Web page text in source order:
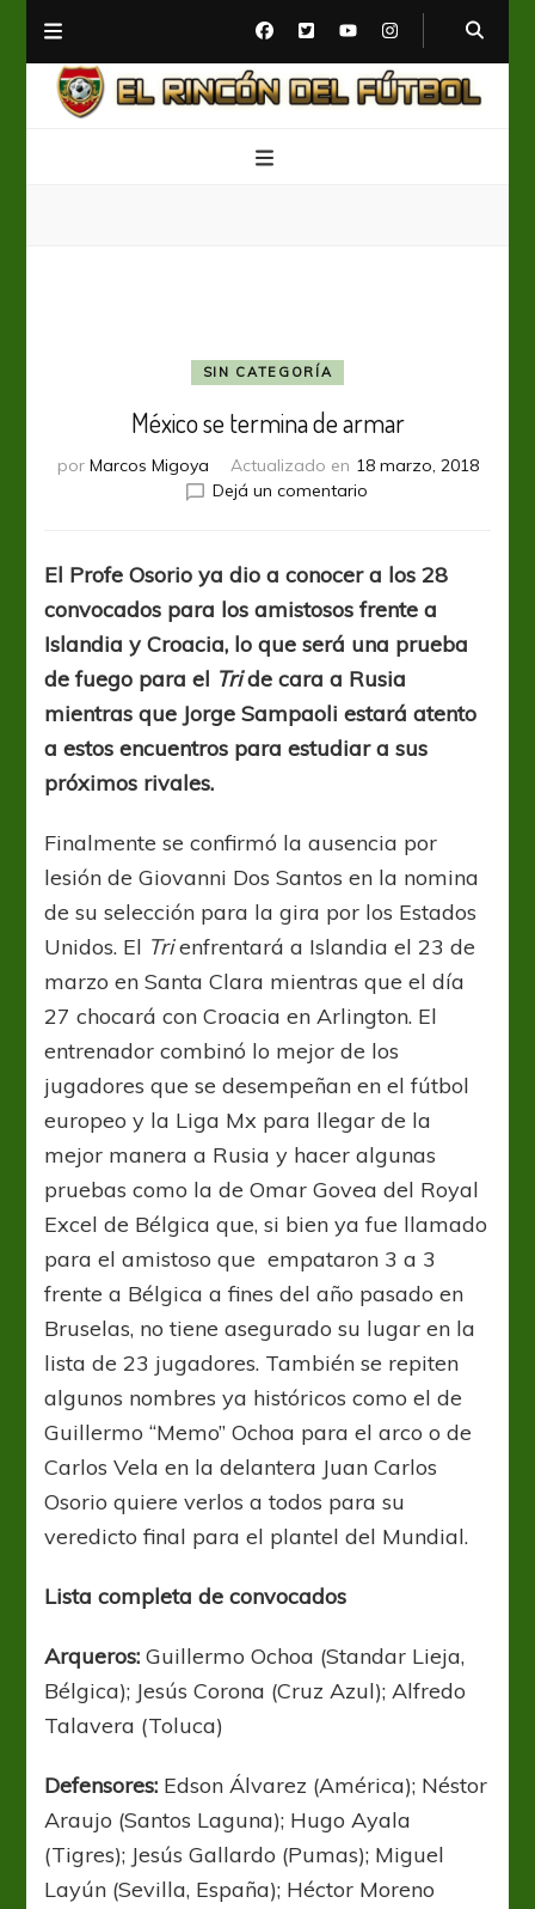
SIN CATEGORÍA
México se termina de armar
por Marcos Migoya Actualizado en 18 marzo, 2018
Dejá un comentarioen
termina
de
armar
El Profe Osorio ya dio a conocer a los 28
convocados para los amistosos frente a
Islandia y Croacia, lo que será una prueba
de fuego para el Tride cara a Rusia
mientras que Jorge Sampaoli estará atento
a estos encuentros para estudiar a sus
próximos rivales.
Finalmente se confirmó la ausencia por
lesión de Giovanni Dos Santos en la nomina
de su selección para la gira por los Estados
Unidos. El Trienfrentará a Islandia el 23 de
marzo en Santa Clara mientras que el día
27 chocará con Croacia en Arlington. El
entrenador combinó lo mejor de los
jugadores que se desempeñan en el fútbol
europeo y la Liga Mx para llegar de la
mejor manera a Rusia y hacer algunas
pruebas como la de Omar Govea del Royal
Excel de Bélgica que, si bien ya fue llamado
para el amistoso que empataron 3 a 3
frente a Bélgica a fines del año pasado en
Bruselas, no tiene asegurado su lugar en la
lista de 23 jugadores. También se repiten
algunos nombres ya históricos como el de
Guillermo “Memo” Ochoa para el arco o de
Carlos Vela en la delantera Juan Carlos
Osorio quiere verlos a todos para su
veredicto final para el plantel del Mundial.
Lista completa de convocados
Arqueros: Guillermo Ochoa (Standar Lieja,
Bélgica); Jesús Corona (Cruz Azul); Alfredo
Talavera (Toluca)
Defensores: Edson Álvarez (América); Néstor
Araujo (Santos Laguna); Hugo Ayala
(Tigres); Jesús Gallardo (Pumas); Miguel
Layún (Sevilla, España); Héctor Moreno